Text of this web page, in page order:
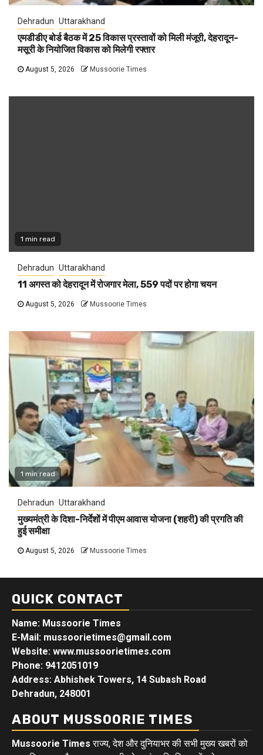
Dehradun Uttarakhand
एमडीडीए बोर्ड बैठक में 25 विकास प्रस्तावों को मिली मंजूरी, देहरादून-
मसूरी के नियोजित विकास को मिलेगी रफ्तार
August 5, 2026 Mussoorie Times
1 min read
Dehradun Uttarakhand
11 अगस्त को देहरादून में रोजगार मेला, 559 पदों पर होगा चयन
August 5, 2026 Mussoorie Times
1 min read
Dehradun Uttarakhand
मुख्यमंत्री के दिशा-निर्देशों में पीएम आवास योजना (शहरी) की प्रगति की
हुई समीक्षा
August 5, 2026 Mussoorie Times
QUICK CONTACT
Name: Mussoorie Times
E-Mail: mussoorietimes@gmail.com
Website: www.mussoorietimes.com
Phone: 9412051019
Address: Abhishek Towers, 14 Subash Road
Dehradun, 248001
ABOUT MUSSOORIE TIMES
Mussoorie Times राज्य, देश और दुनियाभर की सभी मुख्य खबरों को